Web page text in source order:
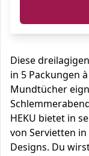
Diese
in 5 Packungen
Mundtücher
HEKU bietet in
von Servietten
Designs. Du